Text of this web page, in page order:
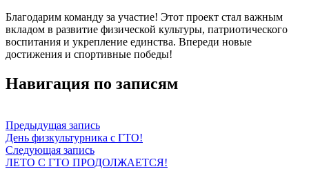
Благодарим команду за участие! Этот проект стал важным
вкладом в развитие физической культуры, патриотического
воспитания и укрепление единства. Впереди новые
достижения и спортивные победы!
Навигация по записям
Предыдущая запись
День физкультурника с ГТО!
Следующая запись
ЛЕТО С ГТО ПРОДОЛЖАЕТСЯ!